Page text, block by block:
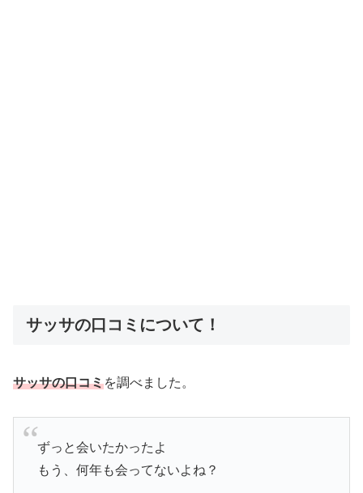
サッサの口コミについて！
サッサの口コミを調べました。
ずっと会いたかったよ
もう、何年も会ってないよね？